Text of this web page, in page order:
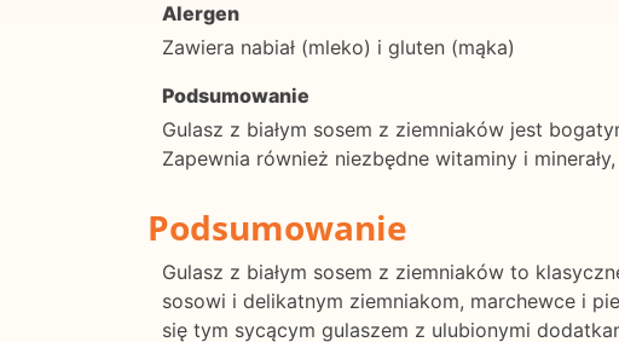
Alergen
Zawiera nabiał (mleko) i gluten (mąka)
Podsumowanie
Gulasz z białym sosem z ziemniaków jest
Zapewnia również niezbędne witaminy i
Podsumowanie
Gulasz z białym sosem z ziemniaków to
sosowi i delikatnym ziemniakom, marchewce i
się tym sycącym gulaszem z ulubionymi